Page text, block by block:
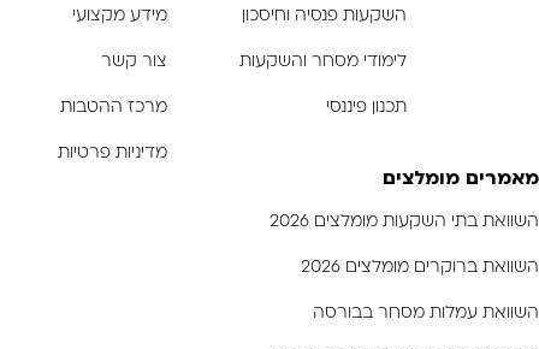
השקעות פנסיה וחיסכון
לימודי מסחר והשקעות
תכנון פיננסי
מידע מקצועי
צור קשר
מרכז ההטבות
מדיניות פרטיות
מאמרים מומלצים
השוואת בתי השקעות מומלצים 2026
השוואת ברוקרים מומלצים 2026
השוואת עמלות מסחר בבורסה